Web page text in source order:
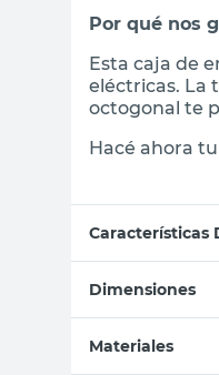
Por qué nos
Esta caja de
eléctricas. La
octogonal te
Hacé ahora
Características
Dimensiones
Materiales